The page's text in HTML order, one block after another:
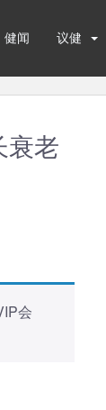
健闻 议健
衰老
会